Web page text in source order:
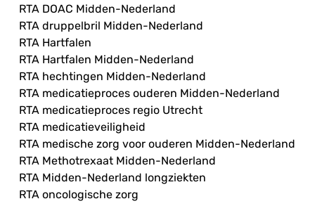
RTA DOAC Midden-Nederland
RTA druppelbril Midden-Nederland
RTA Hartfalen
RTA Hartfalen Midden-Nederland
RTA hechtingen Midden-Nederland
RTA medicatieproces ouderen Midden-Nederland
RTA medicatieproces regio Utrecht
RTA medicatieveiligheid
RTA medische zorg voor ouderen Midden-Nederland
RTA Methotrexaat Midden-Nederland
RTA Midden-Nederland longziekten
RTA oncologische zorg